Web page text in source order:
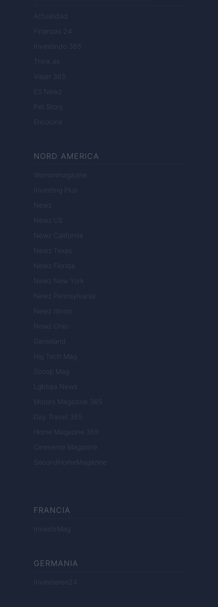
Actualidad
Finanzas 24
Investindo 365
Think.es
Viajar 365
ES Newz
Pet Story
Encocina
NORD AMERICA
Womanmagazine
Investing Plus
Newz
Newz US
Newz California
Newz Texas
Newz Florida
Newz New York
Newz Pennsylvania
Newz Illinois
Newz Ohio
Gameland
Hig Tech Mag
Scoop Mag
Lgbtqia News
Motors Magazine 365
Day Travel 365
Home Magazine 365
Cineverse Magazine
SecondHomeMagazine
FRANCIA
InvestirMag
GERMANIA
Investieren24